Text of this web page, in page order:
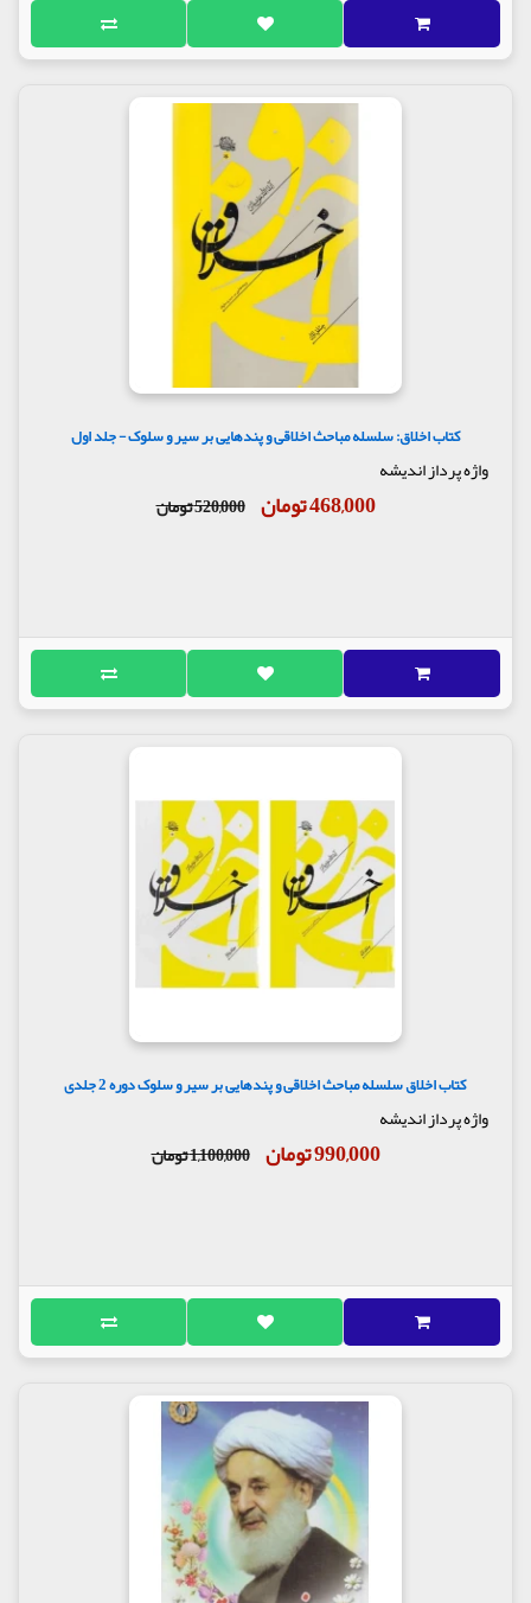
کتاب اخلاق: سلسله مباحث اخلاقی و پندهایی بر سیر و سلوک - جلد اول
واژه پرداز اندیشه
468,000 تومان 520,000 تومان
کتاب اخلاق سلسله مباحث اخلاقی و پندهایی بر سیر و سلوک دوره 2 جلدی
واژه پرداز اندیشه
990,000 تومان 1,100,000 تومان